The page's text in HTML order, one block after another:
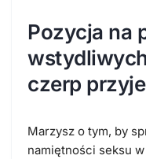
Pozycja na
wstydliwych
czerp
Marzysz o tym, by
namiętności seksu